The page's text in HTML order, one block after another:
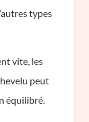
types
vite, les
peut
équilibré.